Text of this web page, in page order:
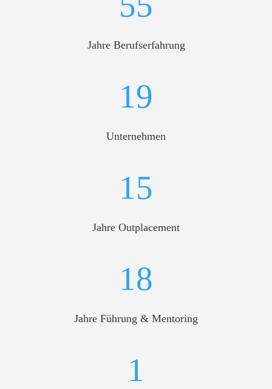
Jahre Berufserfahrung
19
Unternehmen
15
Jahre Outplacement
18
Jahre Führung & Mentoring
1